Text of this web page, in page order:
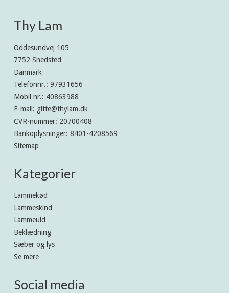
Thy Lam
Oddesundvej 105
7752 Snedsted
Danmark
Telefonnr.: 97931656
Mobil nr.: 40863988
E-mail : gitte@thylam.dk
CVR-nummer: 20700408
Bankoplysninger: 8401-4208569
Sitemap
Kategorier
Lammekød
Lammeskind
Lammeuld
Beklædning
Sæber og lys
Se mere
Social media